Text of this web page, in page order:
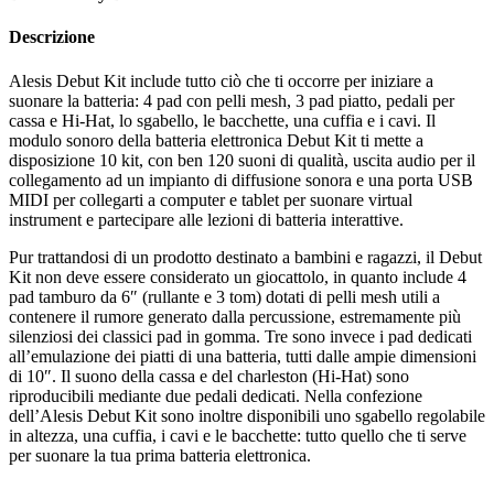
Descrizione
Alesis Debut Kit include tutto ciò che ti occorre per iniziare a
suonare la batteria: 4 pad con pelli mesh, 3 pad piatto, pedali per
cassa e Hi-Hat, lo sgabello, le bacchette, una cuffia e i cavi. Il
modulo sonoro della batteria elettronica Debut Kit ti mette a
disposizione 10 kit, con ben 120 suoni di qualità, uscita audio per il
collegamento ad un impianto di diffusione sonora e una porta USB
MIDI per collegarti a computer e tablet per suonare virtual
instrument e partecipare alle lezioni di batteria interattive.
Pur trattandosi di un prodotto destinato a bambini e ragazzi, il Debut
Kit non deve essere considerato un giocattolo, in quanto include 4
pad tamburo da 6″ (rullante e 3 tom) dotati di pelli mesh utili a
contenere il rumore generato dalla percussione, estremamente più
silenziosi dei classici pad in gomma. Tre sono invece i pad dedicati
all’emulazione dei piatti di una batteria, tutti dalle ampie dimensioni
di 10″. Il suono della cassa e del charleston (Hi-Hat) sono
riproducibili mediante due pedali dedicati. Nella confezione
dell’Alesis Debut Kit sono inoltre disponibili uno sgabello regolabile
in altezza, una cuffia, i cavi e le bacchette: tutto quello che ti serve
per suonare la tua prima batteria elettronica.